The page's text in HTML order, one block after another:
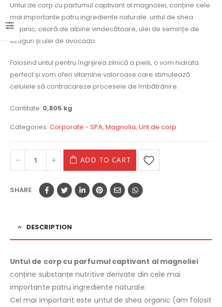
Untul de corp cu parfumul captivant al magnoliei, conține cele
mai importante patru ingrediente naturale: untul de shea
organic, ceară de albine vindecătoare, ulei de semințe de
struguri și ulei de avocado.
Folosind untul pentru îngrijirea zilnică a pielii, o vom hidrata
perfect și vom oferi vitamine valoroase care stimulează
celulele să contracareze procesele de îmbătrânire.
Cantitate: 0,805 kg
Categories: Corporate - SPA, Magnolia, Unt de corp
ADD TO CART
SHARE
DESCRIPTION
Untul de corp cu parfumul captivant al magnoliei
conține substanțe nutritive derivate din cele mai
importante patru ingrediente naturale.
Cel mai important este untul de shea organic (am folosit